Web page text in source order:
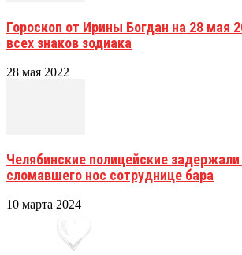
Гороскоп от Ирины Богдан на 28 мая
всех знаков зодиака
28 мая 2022
Челябинские полицейские
сломавшего нос сотруднице бара
10 марта 2024